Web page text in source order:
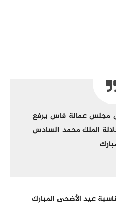
مجلس عمالة فاس يرفع
الملك محمد السادس
عيد الأضحى المبارك